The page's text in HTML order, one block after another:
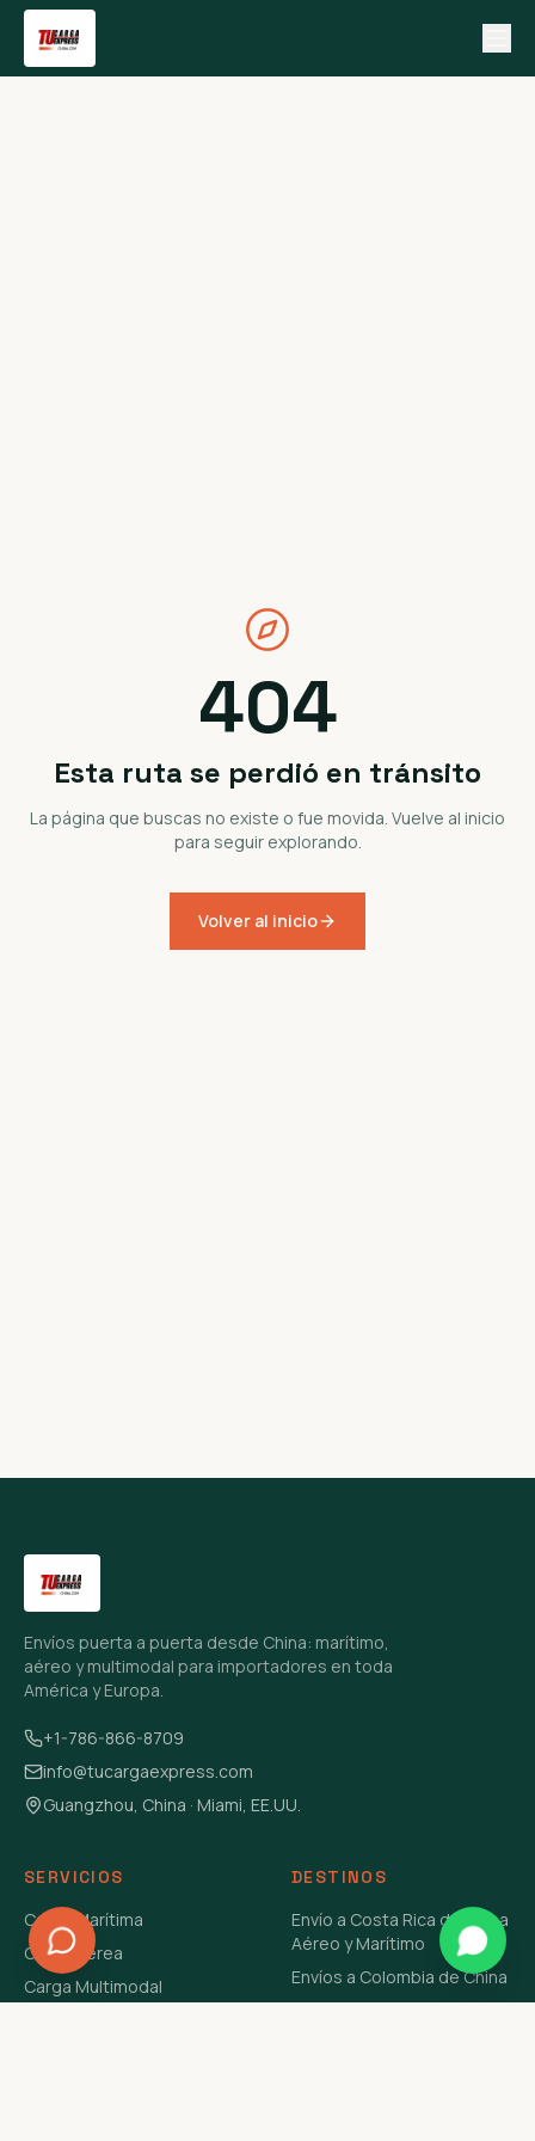
404
Esta ruta se perdió en tránsito
La página que buscas no existe o fue movida. Vuelve al inicio
para seguir explorando.
Volver al inicio
Envíos puerta a puerta desde China: marítimo,
aéreo y multimodal para importadores en toda
América y Europa.
+1-786-866-8709
info@tucargaexpress.com
Guangzhou, China · Miami, EE.UU.
SERVICIOS
Carga Marítima
Carga Aérea
Carga Multimodal
DESTINOS
Envío a Costa Rica de China
Aéreo y Marítimo
Envíos a Colombia de China